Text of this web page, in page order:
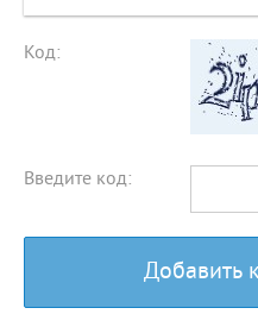
Код:
Введите код:
Добавить